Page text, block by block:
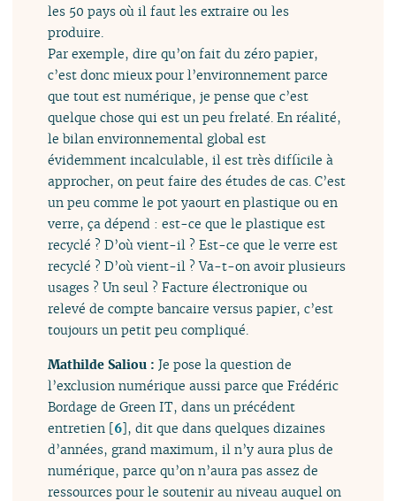
les 50 pays où il faut les extraire ou les
produire.
Par exemple, dire qu’on fait du zéro papier,
c’est donc mieux pour l’environnement parce
que tout est numérique, je pense que c’est
quelque chose qui est un peu frelaté. En réalité,
le bilan environnemental global est
évidemment incalculable, il est très difficile à
approcher, on peut faire des études de cas. C’est
un peu comme le pot yaourt en plastique ou en
verre, ça dépend : est-ce que le plastique est
recyclé ? D’où vient-il ? Est-ce que le verre est
recyclé ? D’où vient-il ? Va-t-on avoir plusieurs
usages ? Un seul ? Facture électronique ou
relevé de compte bancaire versus papier, c’est
toujours un petit peu compliqué.
Mathilde Saliou :Je pose la question de
l’exclusion numérique aussi parce que Frédéric
Bordage de Green IT, dans un précédent
entretien [6], dit que dans quelques dizaines
d’années, grand maximum, il n’y aura plus de
numérique, parce qu’on n’aura pas assez de
ressources pour le soutenir au niveau auquel on